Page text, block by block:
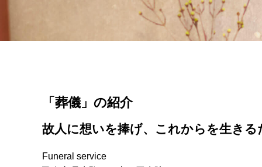
「葬儀」の紹介
故人に想いを捧げ、これからを生きる
Funeral service